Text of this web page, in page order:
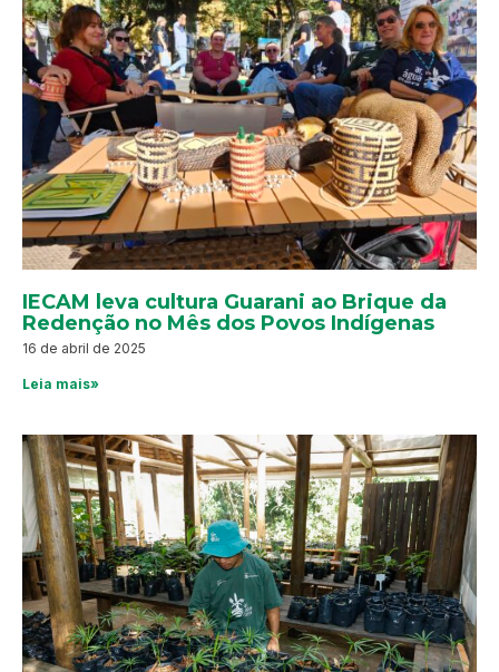
IECAM leva cultura Guarani ao Brique da
Redenção no Mês dos Povos Indígenas
16 de abril de 2025
Leia mais»